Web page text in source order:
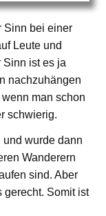
Sinn bei einer
Leute und
Sinn ist es ja
nachzuhängen
man schon
schwierig.
und wurde dann
Wanderern
sind. Aber
gerecht. Somit ist